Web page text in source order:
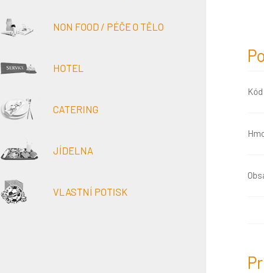
NON FOOD / PÉČE O TĚLO
HOTEL
CATERING
JÍDELNA
VLASTNÍ POTISK